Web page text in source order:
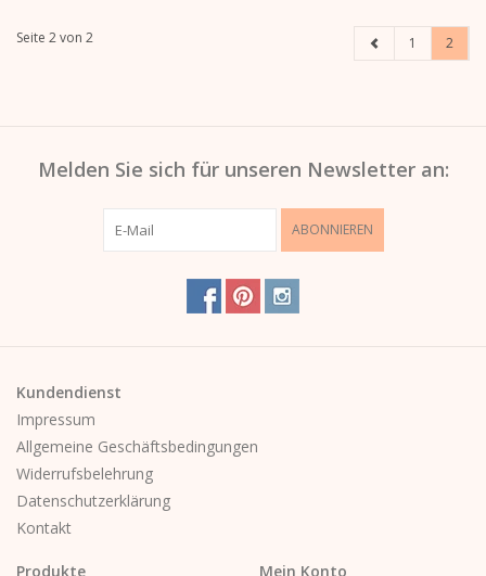
Seite 2 von 2 1 2
Melden Sie sich für unseren Newsletter an:
ABONNIEREN
Kundendienst
Impressum
Allgemeine Geschäftsbedingungen
Widerrufsbelehrung
Datenschutzerklärung
Kontakt
Produkte Mein Konto